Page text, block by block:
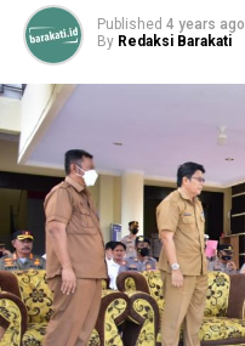
Published 4 years ago
By Redaksi Barakati